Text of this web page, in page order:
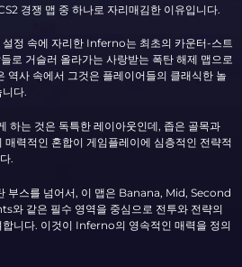
경쟁 맵 중 하나로 자리매김한 이유입니다.
설정 속에 자리한 Inferno는 최초의 카운터-스트
로 거슬러 올라가는 사랑받는 폭탄 해제 맵으로
역사 속에서 그것은 플레이어들의 클래식한 놀
다.
하는 것은 독특한 레이아웃인데, 좁은 골목과
매력적인 혼합이 게임플레이에 심층적인 전략적
.
부스를 넘어서, 이 맵은 Banana, Mid, Second
같은 필수 영역을 중심으로 전투와 전략의
합니다. 이것이 Inferno의 영속적인 매력을 정의